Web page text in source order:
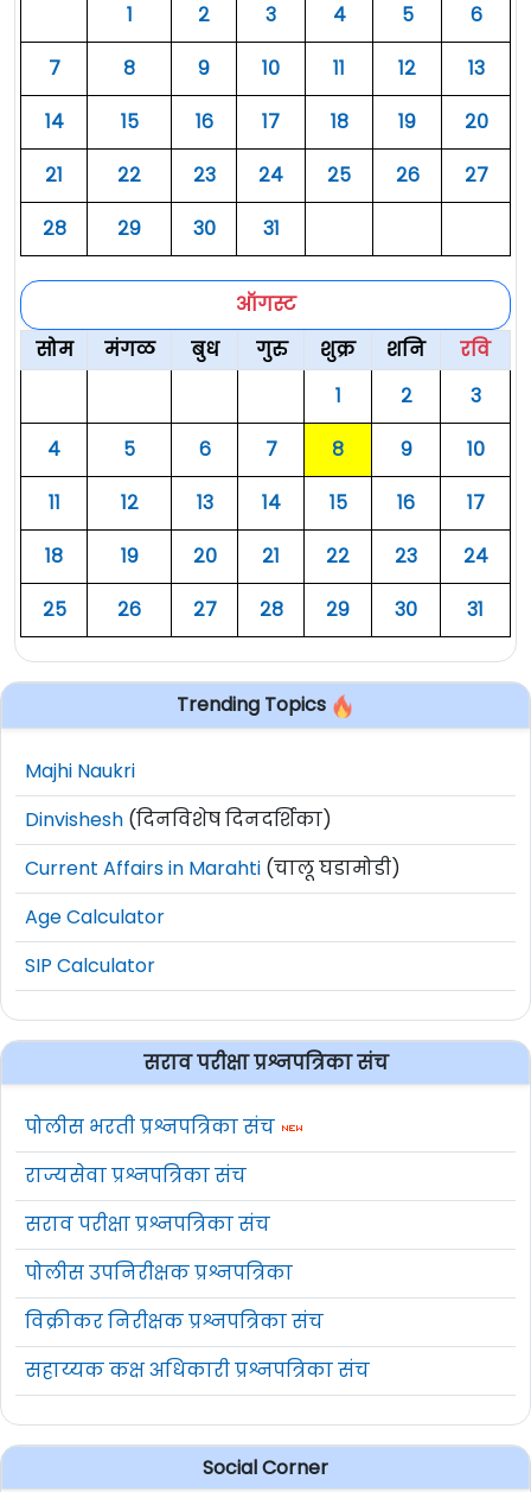
१
२ ३ ४ ५
६
७
८ ९ १० ११ १२
१३
१४
१५ १६ १७ १८ १९
२०
२१
२२ २३ २४ २५ २६
२७
२८
२९ ३० ३१
ऑगस्ट
सोम
मंगळ बुध गुरु शुक्र शनि
रवि
१
२
३
४
५ ६ ७ ८ ९
१०
११
१२ १३ १४ १५ १६
१७
१८
१९ २० २१ २२ २३
२४
२५
२६ २७ २८ २९ ३० ३१
Trending Topics
Majhi Naukri
Dinvishesh (दिनविशेष दिनदर्शिका)
Current Affairs in Marahti (चालू घडामोडी)
Age Calculator
SIP Calculator
सराव परीक्षा प्रश्नपत्रिका संच
पोलीस भरती प्रश्नपत्रिका संच
राज्यसेवा प्रश्नपत्रिका संच
सराव परीक्षा प्रश्नपत्रिका संच
पोलीस उपनिरीक्षक प्रश्नपत्रिका
विक्रीकर निरीक्षक प्रश्नपत्रिका संच
सहाय्यक कक्ष अधिकारी प्रश्नपत्रिका संच
Social Corner